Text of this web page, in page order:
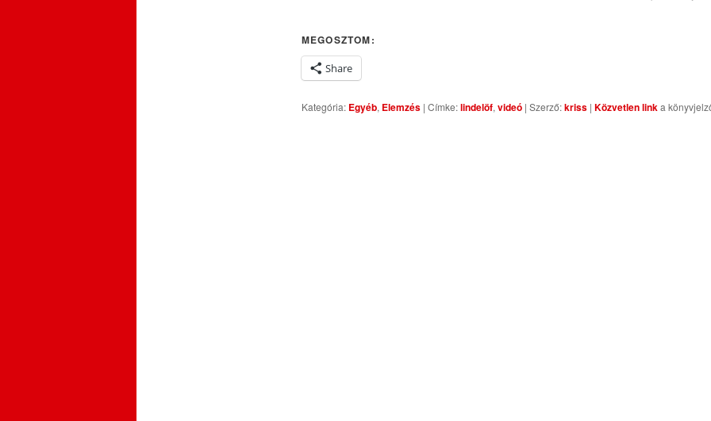
MEGOSZTOM:
Share
Kategória: Egyéb, Elemzés| Címke:lindelöf, videó| Szerző:kriss| Közvetlen linka